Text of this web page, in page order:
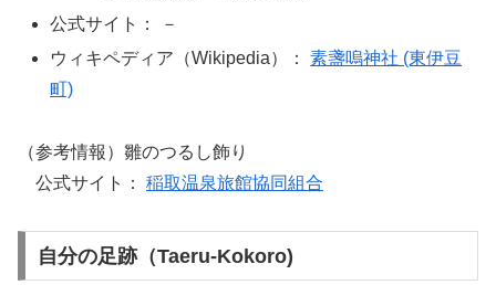
公式サイト： －
ウィキペディア（Wikipedia）：素盞嗚神社 (東伊豆
町)
（参考情報）雛のつるし飾り
公式サイト： 稲取温泉旅館協同組合
自分の足跡（Taeru-Kokoro)